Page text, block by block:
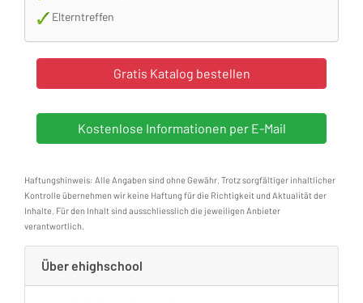
Elterntreffen
Haftungshinweis: Alle Angaben sind ohne Gewähr. Trotz sorgfältiger inhaltlicher
Kontrolle übernehmen wir keine Haftung für die Richtigkeit und Aktualität der
Inhalte. Für den Inhalt sind ausschliesslich die jeweiligen Anbieter
verantwortlich.
Über ehighschool